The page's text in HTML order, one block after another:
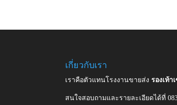
เกี่ยวกับเรา
เราคือตัวแทนโรงงานขายส่งรองเท้
สนใจสอบถามและรายละเอียดได้ที่